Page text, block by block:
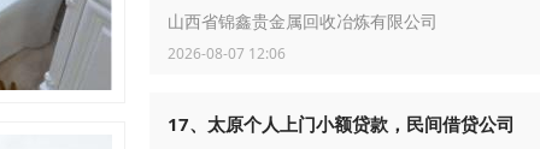
山西省锦鑫贵金属回收冶炼有限公司
2026-08-07 12:06
17、太原个人上门小额贷款，民间借贷公司